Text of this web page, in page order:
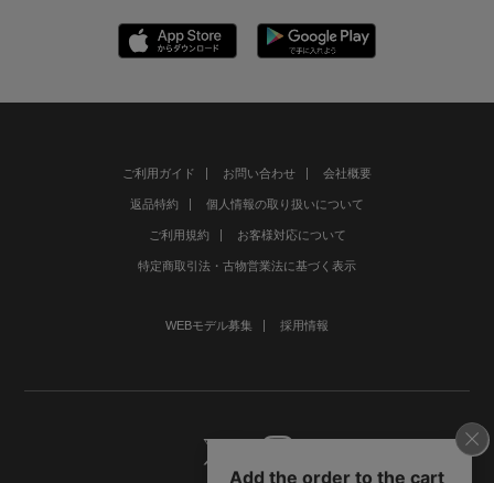
ご利用ガイド お問い合わせ 会社概要
返品特約 個人情報の取り扱いについて
ご利用規約 お客様対応について
特定商取引法・古物営業法に基づく表示
WEBモデル募集 採用情報